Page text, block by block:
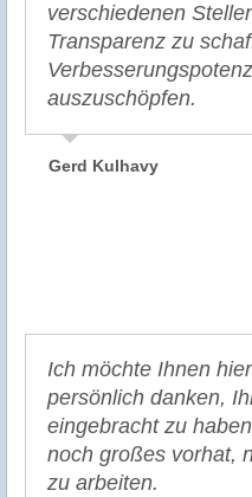
verschiedenen
Transparenz zu
auszuschöpfen.
Gerd Kulhavy
Ich möchte Ihnen
persönlich danken,
eingebracht zu
noch großes vorhat,
zu arbeiten.